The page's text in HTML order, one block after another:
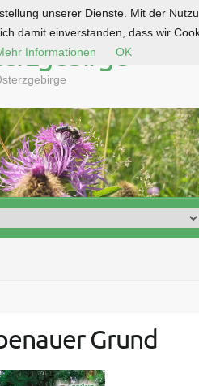
Grund
unserer Dienste. Mit der
damit einverstanden, dass wir
Informationen OK